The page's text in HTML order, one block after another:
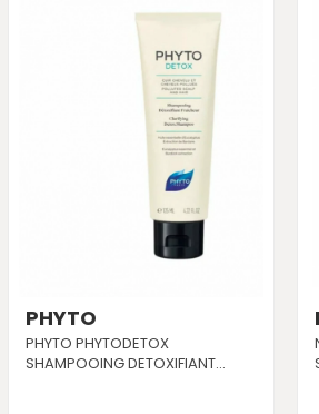
PHYTO
PHYTO PHYTODETOX
SHAMPOOING DETOXIFIANT...